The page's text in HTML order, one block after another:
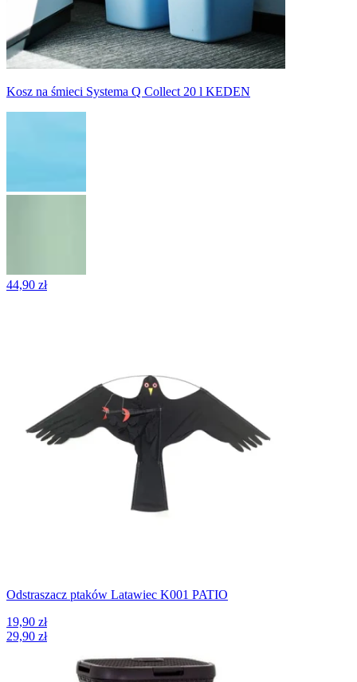
Kosz na śmieci Systema Q Collect 20 l KEDEN
44,90 zł
Odstraszacz ptaków Latawiec K001 PATIO
19,90 zł
29,90 zł